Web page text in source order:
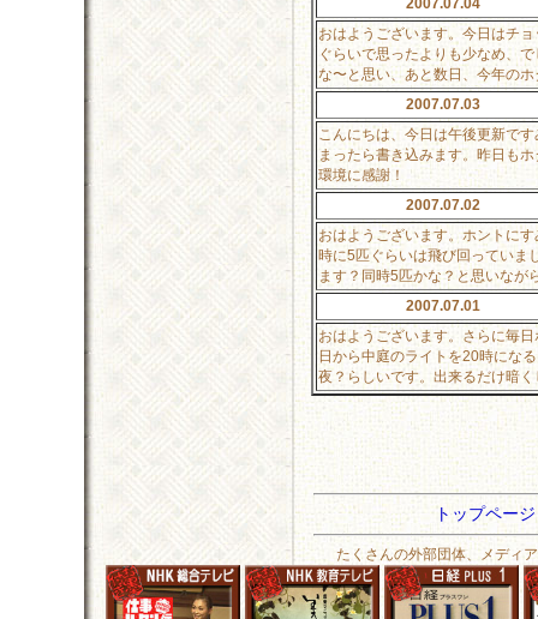
2007.07.04
おはようございます。今日はチ
ぐらいで思ったよりも少なめ、
な〜と思い、あと数日、今年の
2007.07.03
こんにちは、今日は午後更新で
まったら書き込みます。昨日も
環境に感謝！
2007.07.02
おはようございます。ホントに
時に5匹ぐらいは飛び回っていま
ます？同時5匹かな？と思いなが
2007.07.01
おはようございます。さらに毎
日から中庭のライトを20時にな
夜？らしいです。出来るだけ暗
トップペー
たくさんの外部団体、メディ